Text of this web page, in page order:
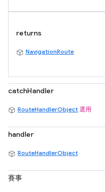
returns
NavigationRoute
catchHandler
RouteHandlerObject 選用
handler
RouteHandlerObject
賽事